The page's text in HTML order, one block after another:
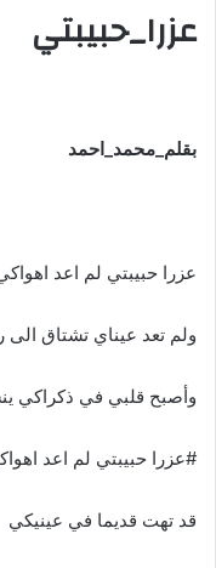
عزرا_حبيبتي
بقلم_محمد_احمد
عزرا حبيبتي لم اعد
ولم تعد عيناي تشتاق الى
وأصبح قلبي في ذكراكي
#عزرا حبيبتي لم اعد
قد تهت قديما في عينيكي